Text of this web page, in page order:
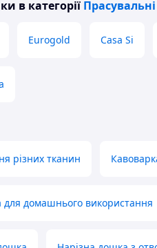
в категорії
Eurogold Casa Si
різних тканин
для домашнього використання